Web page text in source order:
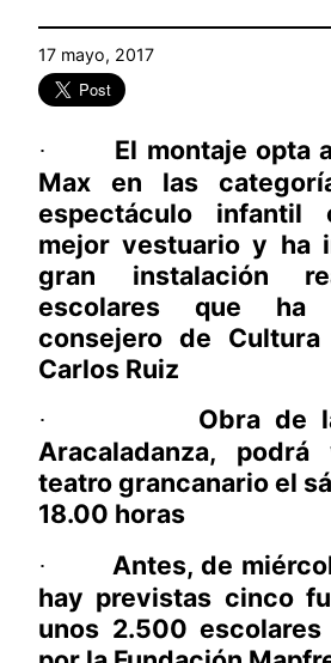
17 mayo, 2017
·
El montaje opta
Max en las
espectáculo
mejor vestuario y ha
gran instalación
escolares que ha
consejero de
Carlos Ruiz
·
Obra de
Aracaladanza,
teatro grancanario el
18.00 horas
·
Antes, de
hay previstas cinco
unos 2.500 escolares